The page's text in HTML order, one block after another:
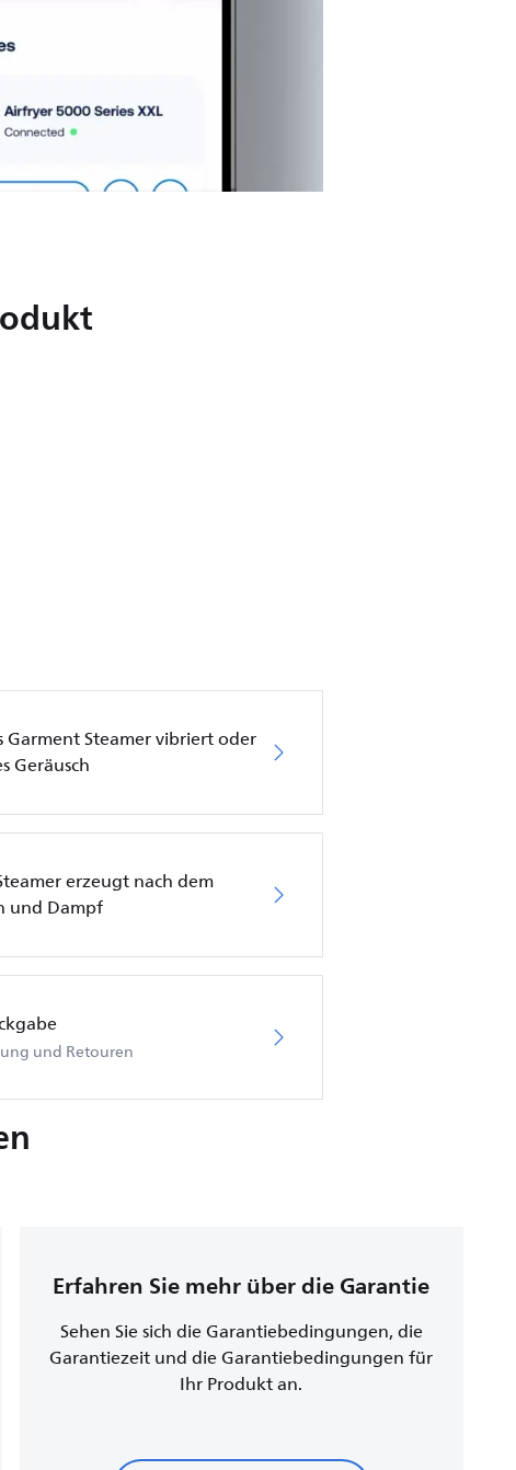
Garment Steamer vibriert oder
Geräusch
erzeugt nach dem
und Dampf
und Retouren
Erfahren Sie mehr über die Garantie
Sehen Sie sich die Garantiebedingungen, die
Garantiezeit und die Garantiebedingungen für
Ihr Produkt an.